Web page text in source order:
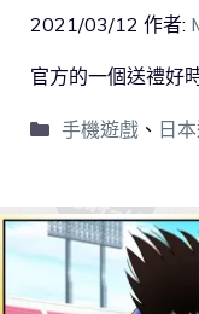
2021/03/12 作者:
官方的一個送禮好
手機遊戲、 日